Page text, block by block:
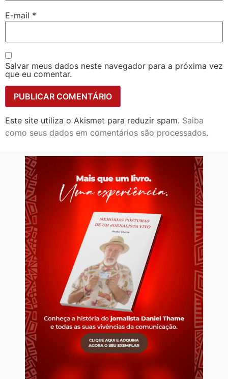
E-mail *
Salvar meus dados neste navegador para a próxima vez
que eu comentar.
Este site utiliza o Akismet para reduzir spam. Saiba
como seus dados em comentários são processados.